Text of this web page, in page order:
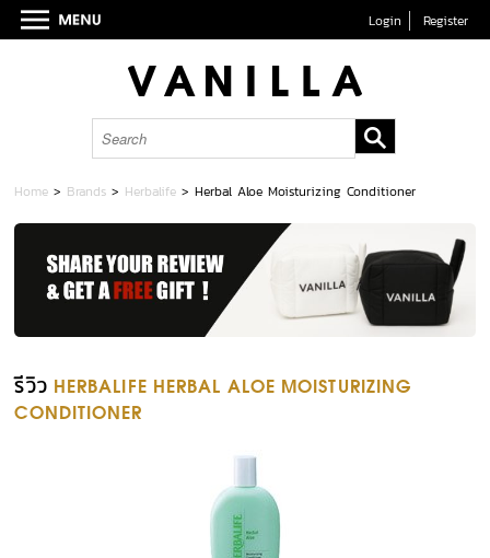
Login Register
Home > Brands > Herbalife >Herbal Aloe Moisturizing Conditioner
รีวิว HERBALIFE HERBAL ALOE MOISTURIZING
CONDITIONER